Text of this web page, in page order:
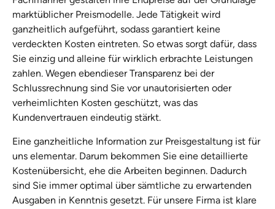
marktüblicher Preismodelle. Jede Tätigkeit wird
ganzheitlich aufgeführt, sodass garantiert keine
verdeckten Kosten eintreten. So etwas sorgt dafür, dass
Sie einzig und alleine für wirklich erbrachte Leistungen
zahlen. Wegen ebendieser Transparenz bei der
Schlussrechnung sind Sie vor unautorisierten oder
verheimlichten Kosten geschützt, was das
Kundenvertrauen eindeutig stärkt.
Eine ganzheitliche Information zur Preisgestaltung ist für
uns elementar. Darum bekommen Sie eine detaillierte
Kostenübersicht, ehe die Arbeiten beginnen. Dadurch
sind Sie immer optimal über sämtliche zu erwartenden
Ausgaben in Kenntnis gesetzt. Für unsere Firma ist klare